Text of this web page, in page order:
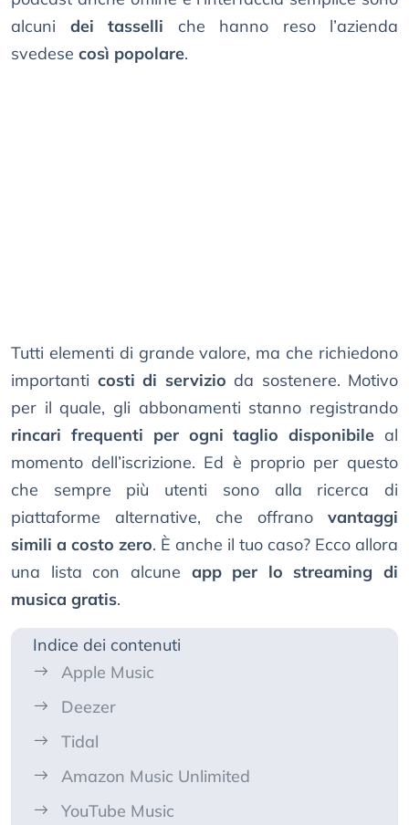
alcuni dei tasselli che hanno reso l’azienda
svedese così popolare.
Tutti elementi di grande valore, ma che richiedono
importanti costi di servizio da sostenere. Motivo
per il quale, gli abbonamenti stanno registrando
rincari frequenti per ogni taglio disponibile al
momento dell’iscrizione. Ed è proprio per questo
che sempre più utenti sono alla ricerca di
piattaforme alternative, che offrano vantaggi
simili a costo zero. È anche il tuo caso? Ecco allora
una lista con alcune app per lo streaming di
musica gratis.
Indice dei contenuti
Apple Music
Deezer
Tidal
Amazon Music Unlimited
YouTube Music